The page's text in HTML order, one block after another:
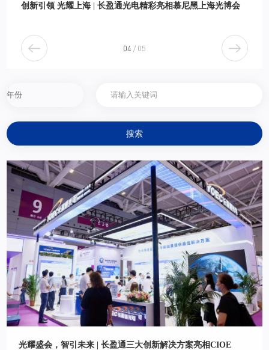
创新引领 光耀上海 | 长盈通光电精彩亮相慕尼黑上海光博会
4 / 5
光耀盛会，智引未来 | 长盈通三大创新解决方案亮相CIOE